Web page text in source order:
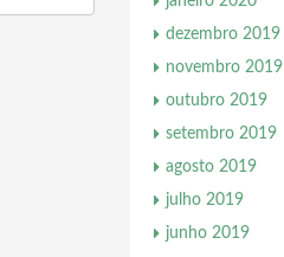
dezembro 2019
novembro 2019
outubro 2019
setembro 2019
agosto 2019
julho 2019
junho 2019